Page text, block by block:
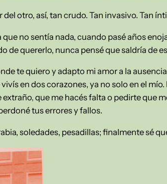
otro, así, tan crudo. Tan invasivo. Tan
no sentía nada, cuando pasé años
de quererlo, nunca pensé que saldría de
te quiero y adapto mi amor a la
en dos corazones, ya no solo en el
que me hacés falta o pedirte que
tus errores y fallos.
soledades, pesadillas; finalmente sé